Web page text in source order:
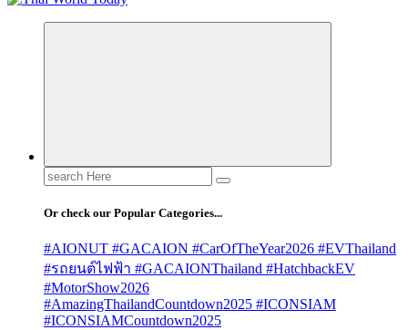
Search
for:
Or check our Popular Categories...
#AIONUT #GACAION #CarOfTheYear2026 #EVThailand
#รถยนต์ไฟฟ้า #GACAIONThailand #HatchbackEV
#MotorShow2026
#AmazingThailandCountdown2025 #ICONSIAM
#ICONSIAMCountdown2025